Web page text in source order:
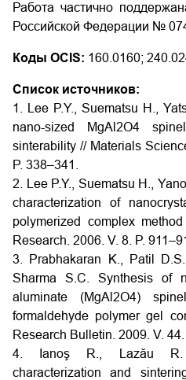
Работа частично
Российской Федерации №
Коды OCIS: 160.0160;
Список источников:
1. Lee P.Y., Suematsu H.,
nano-sized MgAl2O4
sinterability // Materials
P. 338–341.
2. Lee P.Y., Suematsu H.,
characterization of
polymerized complex
Research. 2006. V. 8. P.
3. Prabhakaran K., Patil
Sharma S.C. Synthesis of
aluminate (MgAl2O4)
formaldehyde polymer gel
Research Bulletin. 2009. V.
4. Ianoş R., Lazău R.
characterization and